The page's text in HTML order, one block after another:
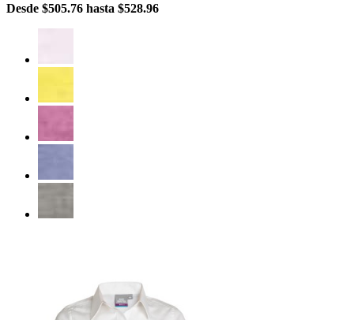
Desde $505.76 hasta $528.96